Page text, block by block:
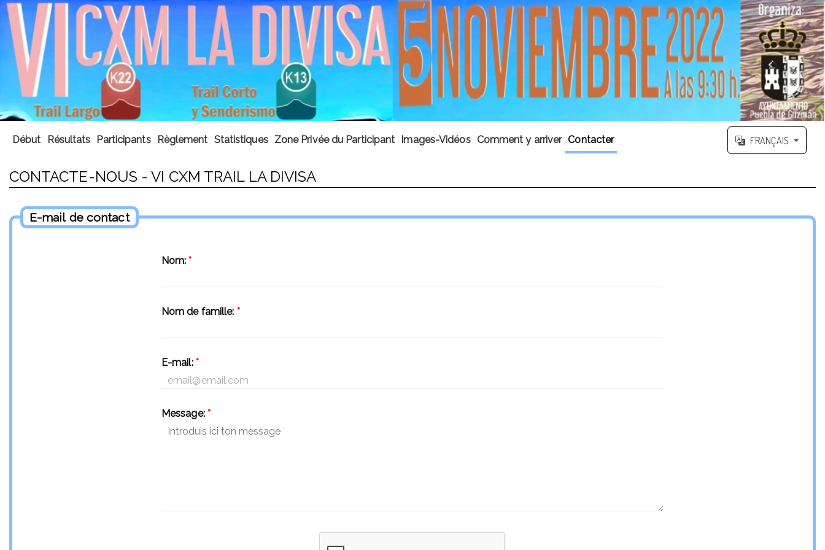
Début Résultats Participants Règlement Statistiques Zone Privée du Participant Images-Vidéos Comment y arriver Contacter FRANÇAIS
CONTACTE-NOUS - VI CXM TRAIL LA DIVISA
E-mail de contact
Nom:*
Nom de famille: *
E-mail: *
Message: *